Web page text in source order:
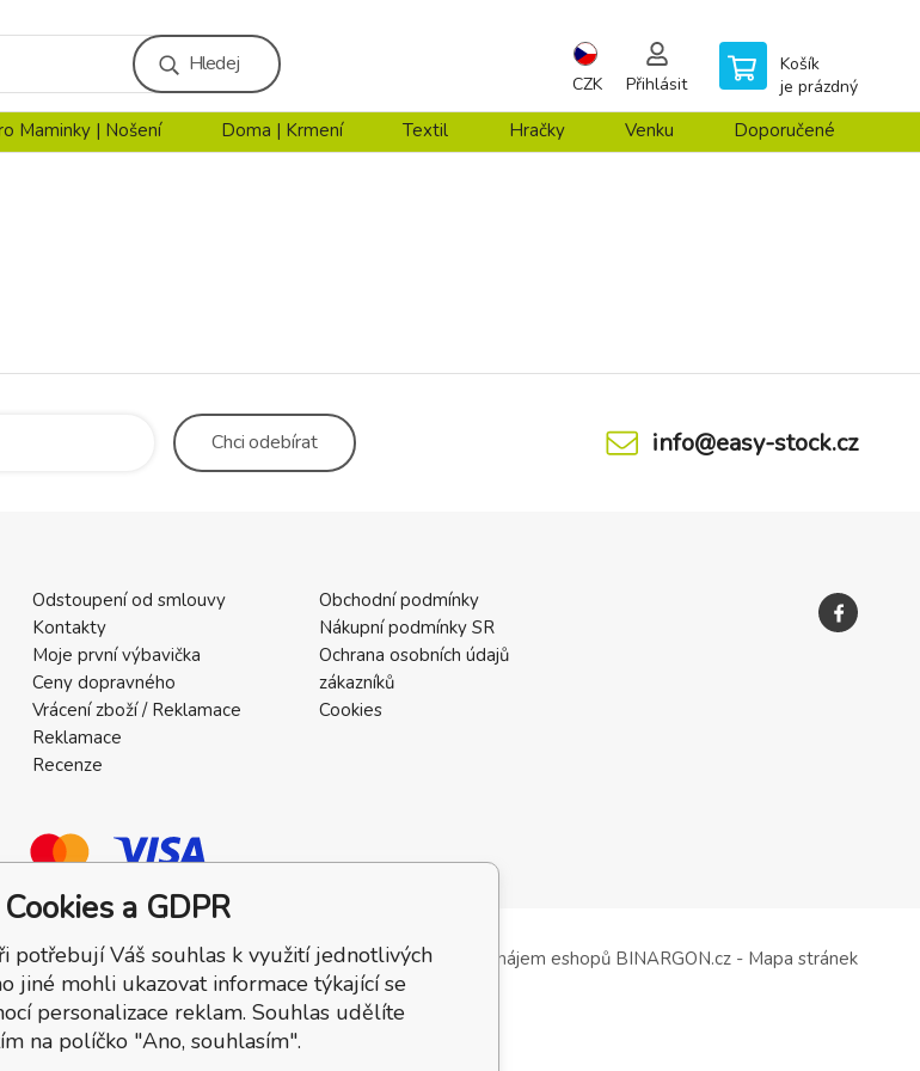
Hledej
CZK Přihlásit
Košík
je prázdný
Maminky | Nošení Doma | Krmení Textil Hračky Venku Doporučené
Chciodebírat info@easy-stock.cz
Odstoupení od smlouvy
Kontakty
Moje první výbavička
Ceny dopravného
Vrácení zboží / Reklamace
Reklamace
Recenze
Obchodní podmínky
Nákupní podmínky SR
Ochrana osobních údajů
zákazníků
Cookies
Tvorba a pronájem eshopů BINARGON.cz - Mapa stránek
Cookies a GDPR
potřebují Váš souhlas k využití jednotlivých
jiné mohli ukazovat informace týkající se
personalizace reklam. Souhlas udělíte
na políčko "Ano, souhlasím".